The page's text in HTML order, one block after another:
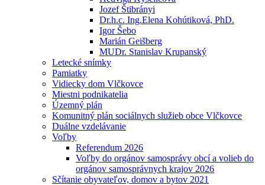
Jozef Štibrányi
Dr.h.c. Ing.Elena Kohútiková, PhD.
Igor Šebo
Marián Geišberg
MUDr. Stanislav Krupanský
Letecké snímky
Pamiatky
Vidiecky dom Vlčkovce
Miestni podnikatelia
Územný plán
Komunitný plán sociálnych služieb obce Vlčkovce
Duálne vzdelávanie
Voľby
Referendum 2026
Voľby do orgánov samosprávy obcí a volieb do
orgánov samosprávnych krajov 2026
Sčítanie obyvateľov, domov a bytov 2021